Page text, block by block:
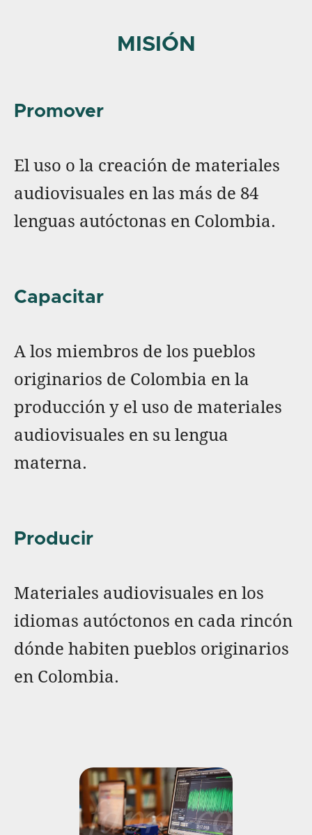
MISIÓN
Promover
El uso o la creación de materiales
audiovisuales en las más de 84
lenguas autóctonas en Colombia.
Capacitar
A los miembros de los pueblos
originarios de Colombia en la
producción y el uso de materiales
audiovisuales en su lengua
materna.
Producir
Materiales audiovisuales en los
idiomas autóctonos en cada rincón
dónde habiten pueblos originarios
en Colombia.